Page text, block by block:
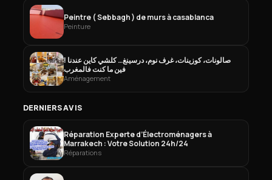
Peintre ( Sebbagh ) de murs à casablanca
Peinture
صالونات، كوزينات، غرف نوم، درسينغ… كلشي كاين عندنا !
فين ما كنت فالمغرب
Aménagement
DERNIERS AVIS
Réparation Experte d’Électroménagers à
Marrakech : Votre Solution 24h/24
Réparations